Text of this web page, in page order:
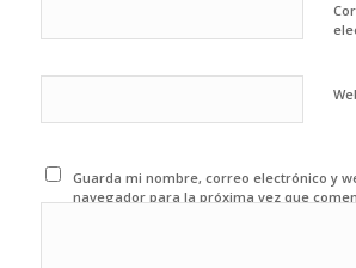
Guarda mi nombre, correo electrónico y
navegador para la próxima vez que